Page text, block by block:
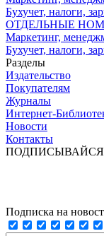
Бухучет, налоги,
ОТДЕЛЬНЫЕ
Маркетинг,
Бухучет, налоги,
Разделы
Издательство
Покупателям
Журналы
Интернет-
Новости
Контакты
ПОДПИСЫВАЙСЯ
Подписка на